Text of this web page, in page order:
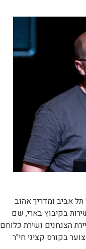
אביב ומדריך אהוב
בקיבוץ בארי, שם
הצנחנים ושירת כלוחם
בקורס קציני חי"ר